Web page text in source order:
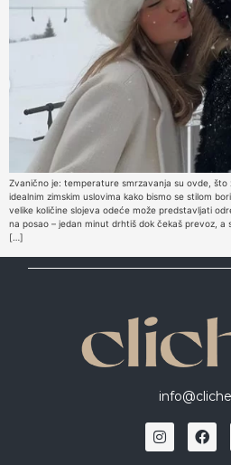
Zvanično je: temperature smrzavanja su ovde, što
idealnim zimskim uslovima kako bismo se stilom
velike količine slojeva odeće može predstavljati
na posao – jedan minut drhtiš dok čekaš prevoz, a
[…]